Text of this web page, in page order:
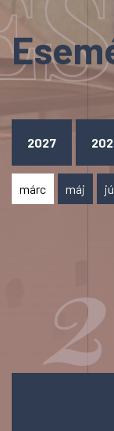
2027
márc máj